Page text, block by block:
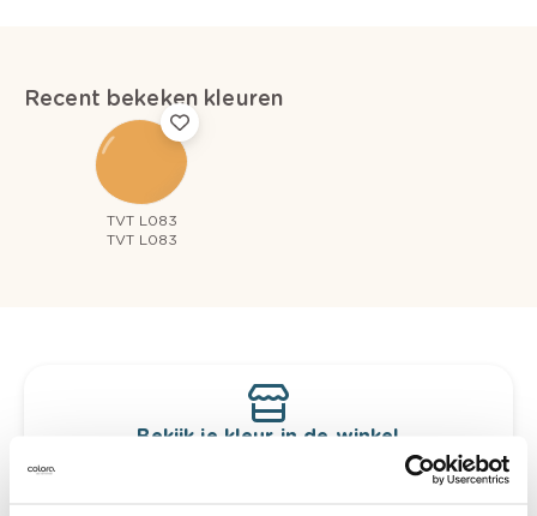
Recent bekeken kleuren
TVT L083
TVT L083
Bekijk je kleur in de winkel
Ontdek er kleurechte stalen van je